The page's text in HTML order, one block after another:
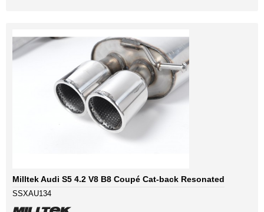
Milltek Audi S5 4.2 V8 B8 Coupé Cat-back Resonated
SSXAU134